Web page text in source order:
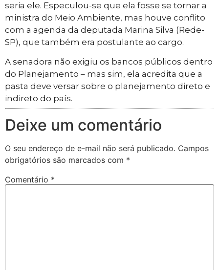
seria ele. Especulou-se que ela fosse se tornar a
ministra do Meio Ambiente, mas houve conflito
com a agenda da deputada Marina Silva (Rede-
SP), que também era postulante ao cargo.
A senadora não exigiu os bancos públicos dentro
do Planejamento – mas sim, ela acredita que a
pasta deve versar sobre o planejamento direto e
indireto do país.
Deixe um comentário
O seu endereço de e-mail não será publicado. Campos
obrigatórios são marcados com *
Comentário *